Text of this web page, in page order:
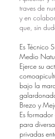
traves de
y en
que, sin
Es Técnico
Medio
Ejerce su
bajo la
Brezo y
Es
para
privadas